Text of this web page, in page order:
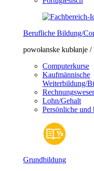
Berufliche Bildung/
powołanske kubłanje
Computerkurse
Kaufmännische
Weiterbildung/
Lohn/Gehalt
Persönliche und
Grundbildung